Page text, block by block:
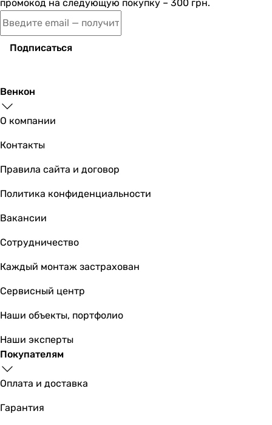
промокод на следующую покупку – 300 грн.
Подписаться
Венкон
О компании
Контакты
Правила сайта и договор
Политика конфиденциальности
Вакансии
Сотрудничество
Каждый монтаж застрахован
Сервисный центр
Наши объекты, портфолио
Наши эксперты
Покупателям
Оплата и доставка
Гарантия